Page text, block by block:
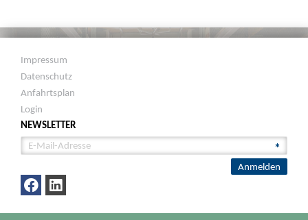
Impressum
Datenschutz
Anfahrtsplan
Login
NEWSLETTER